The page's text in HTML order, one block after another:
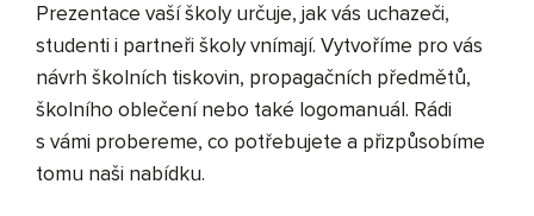
Prezentace vaší školy určuje, jak vás uchazeči,
studenti i partneři školy vnímají. Vytvoříme pro vás
návrh školních tiskovin, propagačních předmětů,
školního oblečení nebo také logomanuál. Rádi
s vámi probereme, co potřebujete a přizpůsobíme
tomu naši nabídku.